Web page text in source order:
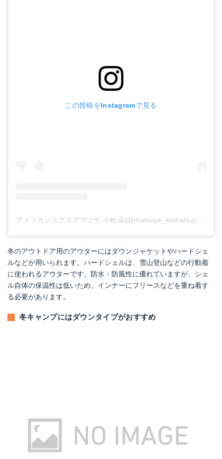
この投稿をInstagramで見る
冬のアウトドア用のアウターにはダウンジャケットやハードシェ
ルなどが用いられます。ハードシェルは、雪山登山などの行動着
に使われるアウターです。防水・防風性に優れていますが、シェ
ル自体の保温性は低いため、インナーにフリースなどを重ね着す
る必要があります。
冬キャンプにはダウンタイプがおすすめ